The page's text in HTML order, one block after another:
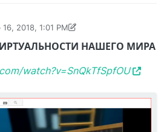
16, 2018, 1:01 PM
vlad2323 Feb 16, 2018, 1:23 PM
НАШЕГО МИРА
watch?v=SnQkTfSpfOU